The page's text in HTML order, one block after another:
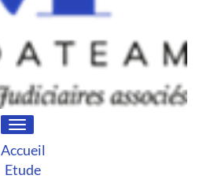
Toggle
navigation
Accueil
Etude